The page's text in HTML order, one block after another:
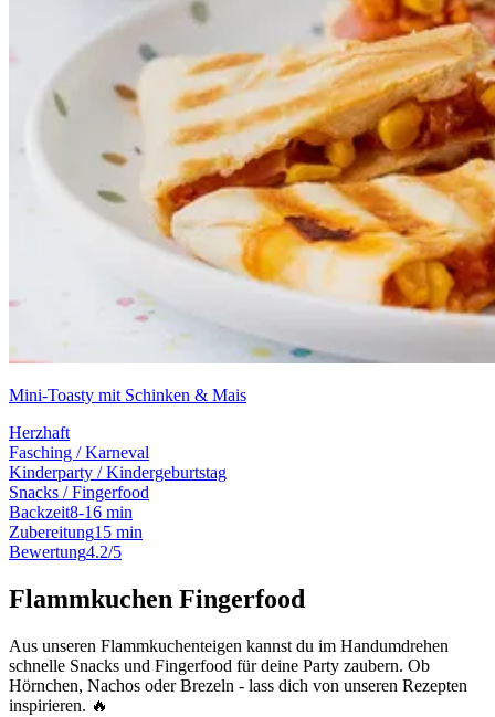
Mini-Toasty mit Schinken & Mais
Herzhaft
Fasching / Karneval
Kinderparty / Kindergeburtstag
Snacks / Fingerfood
Backzeit8-16 min
Zubereitung15 min
Bewertung4.2/5
Flammkuchen Fingerfood
Aus unseren Flammkuchenteigen kannst du im Handumdrehen
schnelle Snacks und Fingerfood für deine Party zaubern. Ob
Hörnchen, Nachos oder Brezeln - lass dich von unseren Rezepten
inspirieren. 🔥